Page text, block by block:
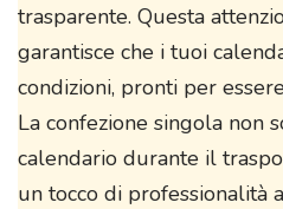
trasparente. Questa
garantisce che i tuoi
condizioni, pronti per
La confezione singola non
calendario durante il
un tocco di professionalità